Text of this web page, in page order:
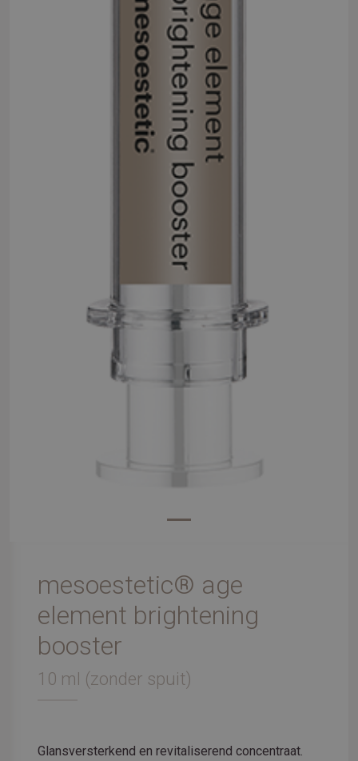
mesoestetic® age
element brightening
booster
10 ml (zonder spuit)
Glansversterkend en revitaliserend concentraat.